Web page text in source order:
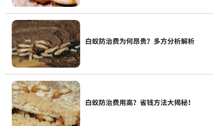
白蚁防治费为何昂贵？多方分析解析
白蚁防治费用高？省钱方法大揭秘！